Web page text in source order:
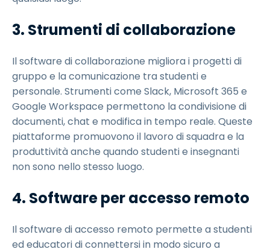
3. Strumenti di collaborazione
Il software di collaborazione migliora i progetti di
gruppo e la comunicazione tra studenti e
personale. Strumenti come Slack, Microsoft 365 e
Google Workspace permettono la condivisione di
documenti, chat e modifica in tempo reale. Queste
piattaforme promuovono il lavoro di squadra e la
produttività anche quando studenti e insegnanti
non sono nello stesso luogo.
4. Software per accesso remoto
Il software di accesso remoto permette a studenti
ed educatori di connettersi in modo sicuro a